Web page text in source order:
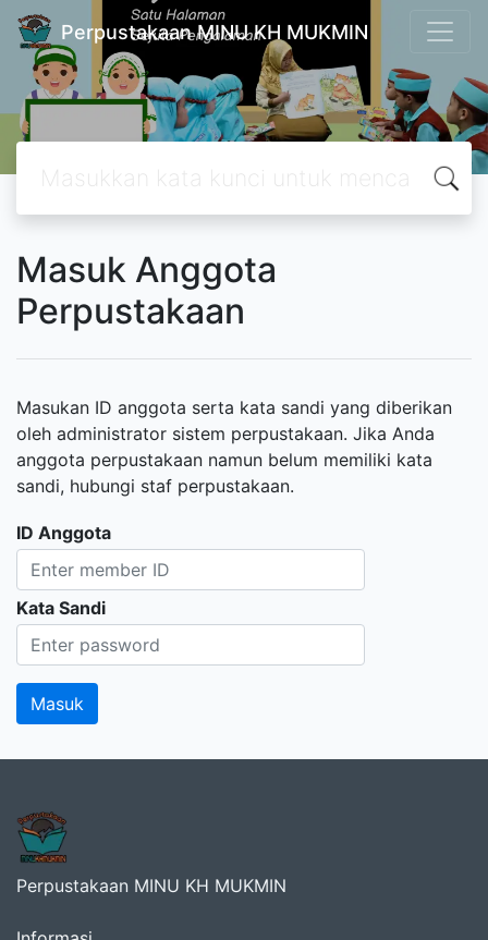
Perpustakaan MINU KH MUKMIN
Masuk Anggota
Perpustakaan
Masukan ID anggota serta kata sandi yang diberikan
oleh administrator sistem perpustakaan. Jika Anda
anggota perpustakaan namun belum memiliki kata
sandi, hubungi staf perpustakaan.
ID Anggota
Kata Sandi
Perpustakaan MINU KH MUKMIN